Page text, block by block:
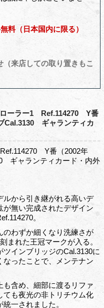
料（日本国内に限る）
来店しての取り置きもこ
ーラー1 Ref.114270 Y番
Cal.3130 ギャランティカ
Y番（2002年
ギャランティカード・内外
から引き継がれる高いデ
無い完成されたデザイン
。
わずか細くなり洗練さが
まれた王冠マークが入る。
インブリッジのCal.3130に
ったことで、メンテナン
含め、細部に渡るリファ
も夜光の非トリチウム化
一されました。